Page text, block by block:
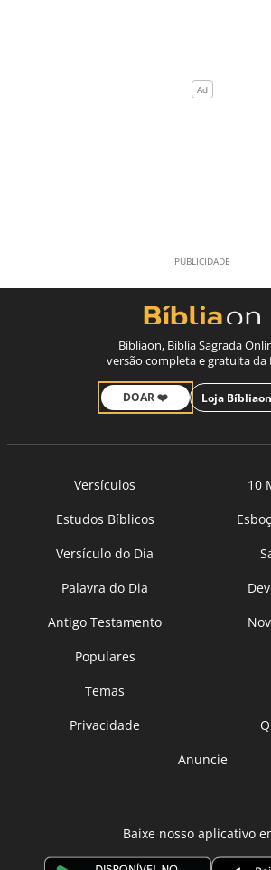
Bíbliaon, Bíblia Sagrada
versão completa e gratuita da
DOAR ❤️ Loja Bíbliaon
Versículos
10
Estudos Bíblicos
Versículo do Dia
Palavra do Dia
Antigo Testamento
Populares
Temas
Privacidade
Anuncie
Baixe nosso aplicativo